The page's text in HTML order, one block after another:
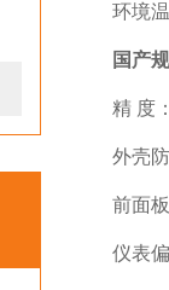
环境
国产
精 度
外壳
前面
仪表